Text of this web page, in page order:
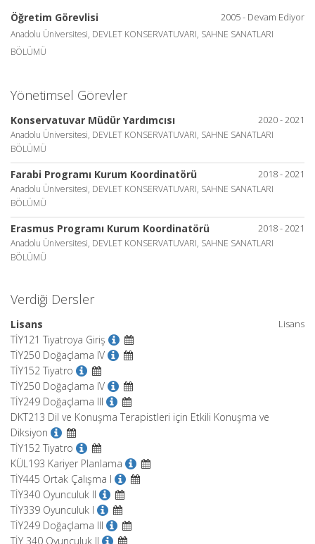
2005 - Devam Ediyor
Öğretim Görevlisi
Anadolu Üniversitesi, DEVLET KONSERVATUVARI, SAHNE SANATLARI
BÖLÜMÜ
Yönetimsel Görevler
2020 - 2021
Konservatuvar Müdür Yardımcısı
Anadolu Üniversitesi, DEVLET KONSERVATUVARI, SAHNE SANATLARI
BÖLÜMÜ
2018 - 2021
Farabi Programı Kurum Koordinatörü
Anadolu Üniversitesi, DEVLET KONSERVATUVARI, SAHNE SANATLARI
BÖLÜMÜ
2018 - 2021
Erasmus Programı Kurum Koordinatörü
Anadolu Üniversitesi, DEVLET KONSERVATUVARI, SAHNE SANATLARI
BÖLÜMÜ
Verdiği Dersler
Lisans
Lisans
TİY121 Tiyatroya Giriş
TİY250 Doğaçlama IV
TİY152 Tiyatro
TİY250 Doğaçlama IV
TİY249 Doğaçlama III
DKT213 Dil ve Konuşma Terapistleri için Etkili Konuşma ve
Diksiyon
TİY152 Tiyatro
KÜL193 Kariyer Planlama
TİY445 Ortak Çalışma I
TİY340 Oyunculuk II
TİY339 Oyunculuk I
TİY249 Doğaçlama III
TİY 340 Oyunculuk II